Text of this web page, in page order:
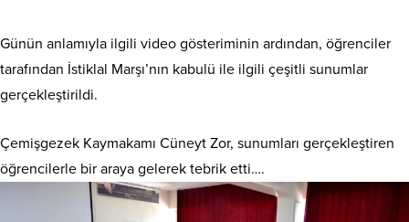
Günün anlamıyla ilgili video gösteriminin ardından, öğrenciler
tarafından İstiklal Marşı’nın kabulü ile ilgili çeşitli sunumlar
gerçekleştirildi.
Çemişgezek Kaymakamı Cüneyt Zor, sunumları gerçekleştiren
öğrencilerle bir araya gelerek tebrik etti….